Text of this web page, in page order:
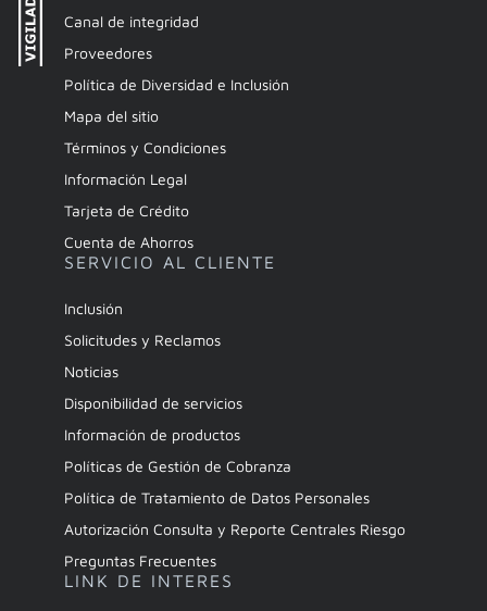
Canal de integridad
Proveedores
Política de Diversidad e Inclusión
Mapa del sitio
Términos y Condiciones
Información Legal
Tarjeta de Crédito
Cuenta de Ahorros
SERVICIO AL CLIENTE
Inclusión
Solicitudes y Reclamos
Noticias
Disponibilidad de servicios
Información de productos
Políticas de Gestión de Cobranza
Política de Tratamiento de Datos Personales
Autorización Consulta y Reporte Centrales Riesgo
Preguntas Frecuentes
LINK DE INTERES